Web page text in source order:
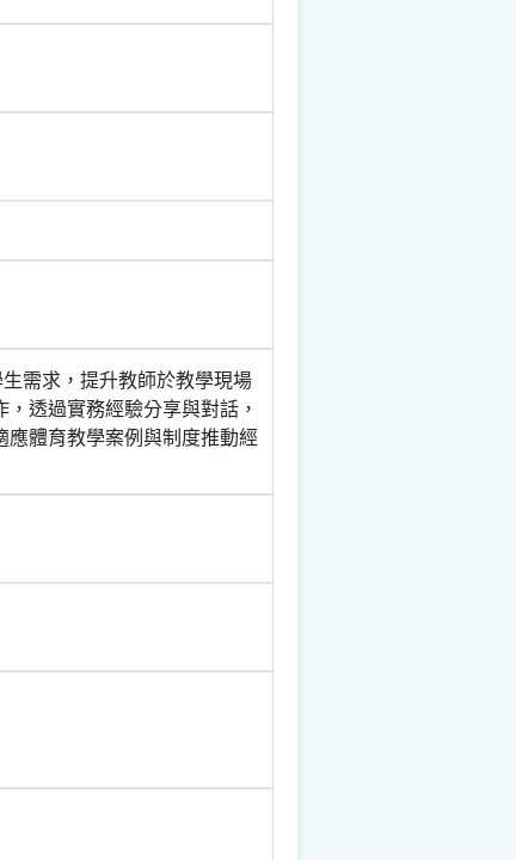
需求，提升教師於教學現場
透過實務經驗分享與對話，
體育教學案例與制度推動經